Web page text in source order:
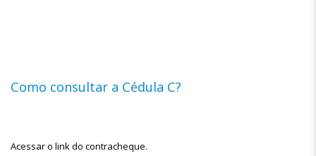
Como consultar a Cédula C?
Acessar o link do contracheque.